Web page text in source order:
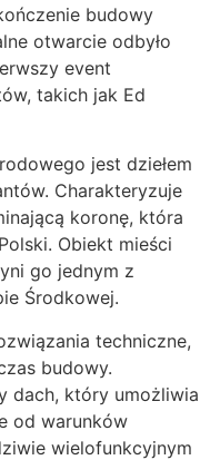
budowy
otwarcie odbyło
event
takich jak Ed
jest dziełem
Charakteryzuje
koronę, która
Obiekt mieści
go jednym z
Środkowej.
techniczne,
budowy.
dach, który umożliwia
od warunków
wielofunkcyjnym